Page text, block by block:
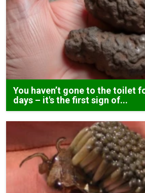
You haven’t gone to the toilet
days – it's the first sign of...